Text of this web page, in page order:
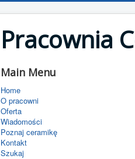
Pracownia
Main Menu
Home
O pracowni
Oferta
Wiadomości
Poznaj ceramikę
Kontakt
Szukaj